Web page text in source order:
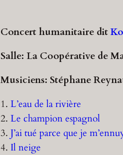
Concert humanitaire dit
Salle: La Coopérative de
Musiciens: Stéphane
1. L’eau de la rivière
2. Le champion espagnol
3. J’ai tué parce que je
4. Il neige